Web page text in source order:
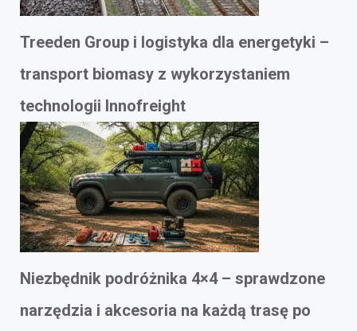
Treeden Group i logistyka dla energetyki –
transport biomasy z wykorzystaniem
technologii Innofreight
Niezbędnik podróżnika 4×4 – sprawdzone
narzędzia i akcesoria na każdą trasę po